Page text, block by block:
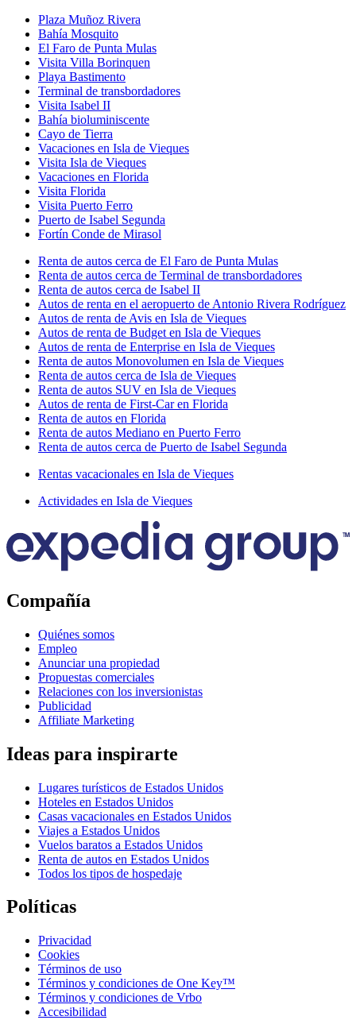
Plaza Muñoz Rivera
Bahía Mosquito
El Faro de Punta Mulas
Visita Villa Borinquen
Playa Bastimento
Terminal de transbordadores
Visita Isabel II
Bahía bioluminiscente
Cayo de Tierra
Vacaciones en Isla de Vieques
Visita Isla de Vieques
Vacaciones en Florida
Visita Florida
Visita Puerto Ferro
Puerto de Isabel Segunda
Fortín Conde de Mirasol
Renta de autos cerca de El Faro de Punta Mulas
Renta de autos cerca de Terminal de transbordadores
Renta de autos cerca de Isabel II
Autos de renta en el aeropuerto de Antonio Rivera Rodríguez
Autos de renta de Avis en Isla de Vieques
Autos de renta de Budget en Isla de Vieques
Autos de renta de Enterprise en Isla de Vieques
Renta de autos Monovolumen en Isla de Vieques
Renta de autos cerca de Isla de Vieques
Renta de autos SUV en Isla de Vieques
Autos de renta de First-Car en Florida
Renta de autos en Florida
Renta de autos Mediano en Puerto Ferro
Renta de autos cerca de Puerto de Isabel Segunda
Rentas vacacionales en Isla de Vieques
Actividades en Isla de Vieques
Compañía
Quiénes somos
Empleo
Anunciar una propiedad
Propuestas comerciales
Relaciones con los inversionistas
Publicidad
Affiliate Marketing
Ideas para inspirarte
Lugares turísticos de Estados Unidos
Hoteles en Estados Unidos
Casas vacacionales en Estados Unidos
Viajes a Estados Unidos
Vuelos baratos a Estados Unidos
Renta de autos en Estados Unidos
Todos los tipos de hospedaje
Políticas
Privacidad
Cookies
Términos de uso
Términos y condiciones de One Key™
Términos y condiciones de Vrbo
Accesibilidad